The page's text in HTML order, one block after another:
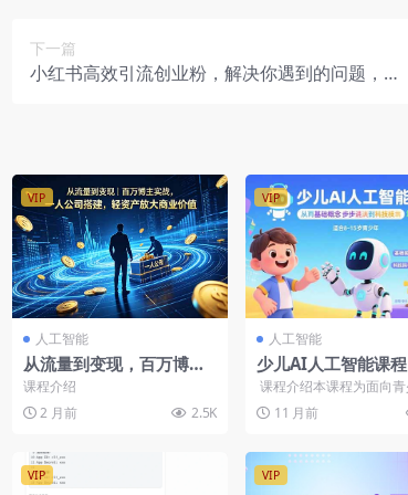
下一篇
小红书高效引流创业粉，解决你遇到的问题，日
VIP
人工智能
从流量到变现，百万博主
实战，一人公司搭建，轻
资产放大商业价值
课程介绍
2 月前
2.5K
VIP
人工智能
少儿AI人工智能课
基础概念逐步深入
技术，培养全面的
课程介绍本课程为面向
人工智能启蒙课程，共
课，采用问...
11 月前
VIP VIP